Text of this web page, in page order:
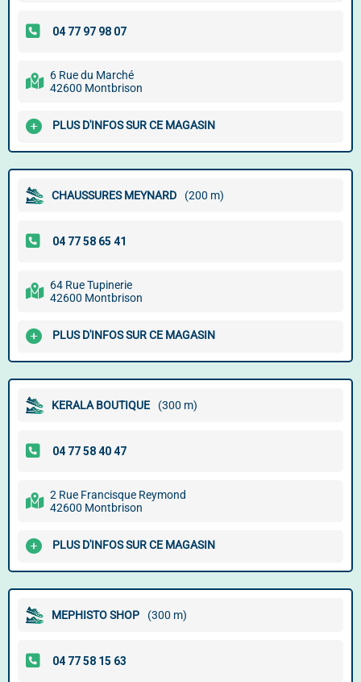
6 Rue du Marché
42600 Montbrison
PLUS D'INFOS SUR CE MAGASIN
CHAUSSURES MEYNARD (200 m)
64 Rue Tupinerie
42600 Montbrison
PLUS D'INFOS SUR CE MAGASIN
KERALA BOUTIQUE (300 m)
2 Rue Francisque Reymond
42600 Montbrison
PLUS D'INFOS SUR CE MAGASIN
MEPHISTO SHOP (300 m)